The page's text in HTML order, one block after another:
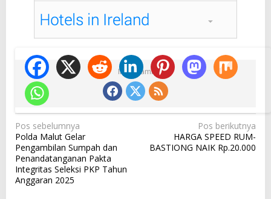
Ikuti Kami
N
a
v
i
Pos sebelumnya
Polda Malut Gelar
Pengambilan Sumpah dan
Penandatanganan Pakta
Integritas Seleksi PKP Tahun
Anggaran 2025
Pos berikutnya
HARGA SPEED RUM-
BASTIONG NAIK Rp.20.000